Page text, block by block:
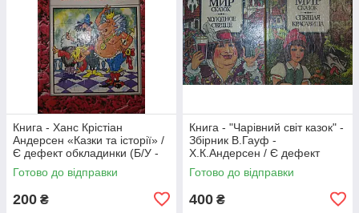
Книга - Ханс Крістіан
Андерсен «Казки та історії» /
Є дефект обкладинки (Б/У -
УЦІНКА)
Готово до відправки
200 ₴
Книга - "Чарівний світ казок" -
Збірник В.Гауф -
Х.К.Андерсен / Є дефект
обкладинки (Б/У - УЦІНКА)
Готово до відправки
400 ₴